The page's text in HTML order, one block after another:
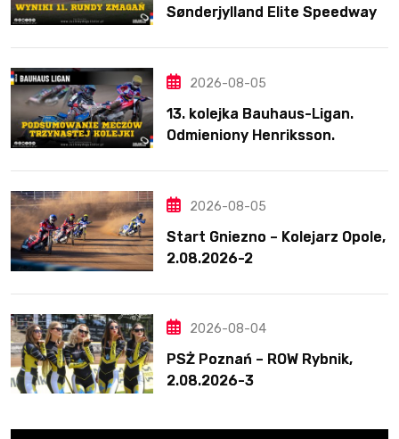
Sønderjylland Elite Speedway
2026-08-05
13. kolejka Bauhaus-Ligan.
Odmieniony Henriksson.
2026-08-05
Start Gniezno – Kolejarz Opole,
2.08.2026-2
2026-08-04
PSŻ Poznań – ROW Rybnik,
2.08.2026-3